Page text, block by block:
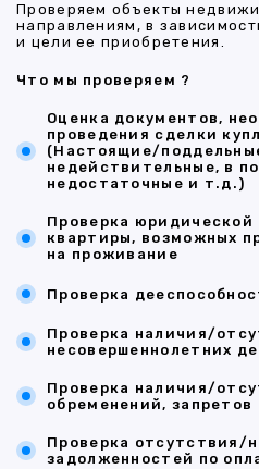
Проверяем объекты
направлениям, в
и цели ее приобретения.
Что мы проверяем ?
Оценка документов,
проведения сделки
(Настоящие/
недействительные, в
недостаточные и т.д.)
Проверка
квартиры, возможных
на проживание
Проверка
Проверка наличия/
несовершеннолетних
Проверка наличия/
обременений, запретов
Проверка отсутствия/
задолженностей по